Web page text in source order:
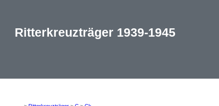
Ritterkreuzträger 1939-1945